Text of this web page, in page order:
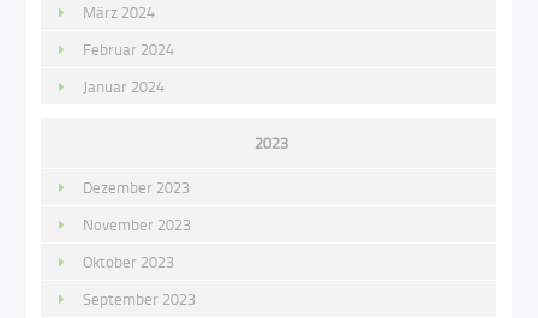
März 2024
Februar 2024
Januar 2024
2023
Dezember 2023
November 2023
Oktober 2023
September 2023